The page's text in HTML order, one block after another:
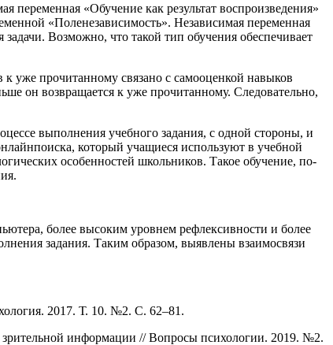
переменная «Обучение как результат воспроизведения»
«Поленезависимость». Независимая переменная
Возможно, что такой тип обучения обеспечивает
уже прочитанному связано с самооценкой навыков
он возвращается к уже прочитанному. Следовательно,
выполнения учебного задания, с одной стороны, и
который учащиеся используют в учебной
особенностей школьников. Такое обучение, по-
более высоким уровнем рефлексивности и более
задания. Таким образом, выявлены взаимосвязи
2017. Т. 10. №2. С. 62–81.
информации // Вопросы психологии. 2019. №2.